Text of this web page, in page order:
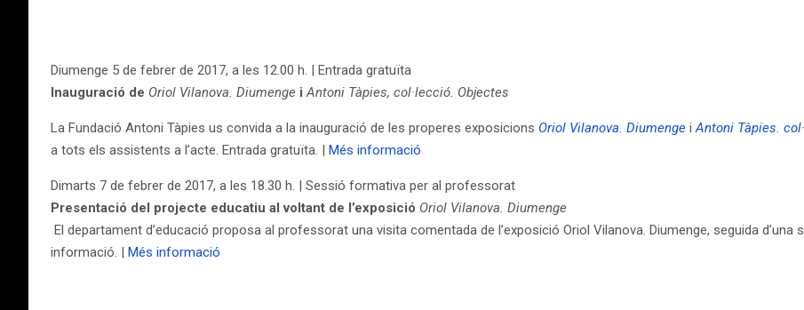
Diumenge 5 de febrer de 2017, a les 12.00 h. | Entrada gratuïta
Inauguració de Oriol Vilanova. Diumenge iAntoni Tàpies, col·lecció. Objectes
La Fundació Antoni Tàpies us convida a la inauguració de les properes exposicions Oriol Vilanova. Diumenge iAntoni Tàpies.
a tots els assistents a l’acte. Entrada gratuïta. | Més informació
Dimarts 7 de febrer de 2017, a les 18.30 h. | Sessió formativa per al professorat
Presentació del projecte educatiu al voltant de l’exposició Oriol Vilanova. Diumenge
El departament d’educació proposa al professorat una visita comentada de l’exposició Oriol Vilanova. Diumenge, seguida
informació. | Més informació